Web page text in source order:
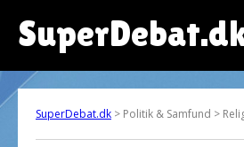
SuperDebat.dk > Politik & Samfund >